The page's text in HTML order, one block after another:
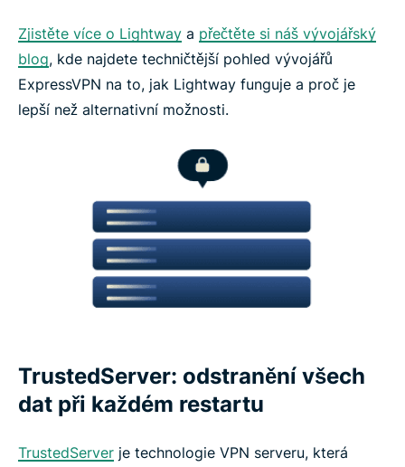
Zjistěte více o Lightway a přečtěte si náš vývojářský
blog, kde najdete techničtější pohled vývojářů
ExpressVPN na to, jak Lightway funguje a proč je
lepší než alternativní možnosti.
TrustedServer: odstranění všech
dat při každém restartu
TrustedServer je technologie VPN serveru, která